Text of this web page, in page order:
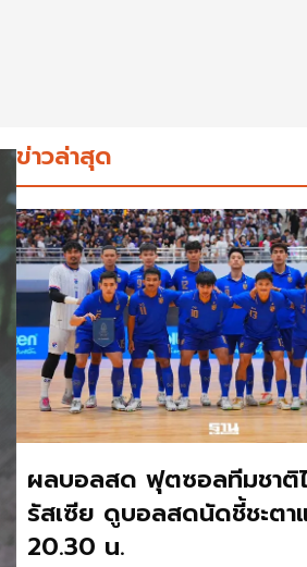
ข่าวล่าสุด
ผลบอลสด ฟุตซอลทีมชาติ
รัสเซีย ดูบอลสดนัดชี้ชะตา
20.30 น.